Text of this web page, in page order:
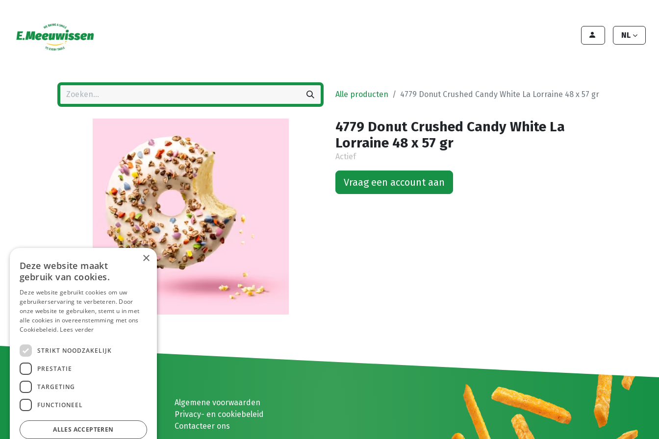
NL
Alle producten 4779 Donut Crushed Candy White La Lorraine 48 x 57 gr
4779 Donut Crushed Candy White La
Lorraine 48 x 57 gr
Actief
Vraag een account aan
E. MEEUWISSEN BV
Gaston Eyskenslaan 2
3900 Pelt, België
Algemene voorwaarden
Privacy- en cookiebeleid
Contacteer ons
×
Deze website maakt
gebruik van cookies.
Deze website gebruikt cookies om uw
gebruikerservaring te verbeteren. Door
onze website te gebruiken, stemt u in met
alle cookies in overeenstemming met ons
Cookiebeleid. Lees verder
STRIKT NOODZAKELIJK
PRESTATIE
TARGETING
FUNCTIONEEL
ALLES ACCEPTEREN